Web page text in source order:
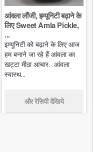
आंवला लौंजी, इम्यूनिटी बढ़ाने के
लिए Sweet Amla Pickle,
...
इम्यूनिटी को बढ़ाने के लिए आज
हम बनाने जा रहे हैं आंवला का
खट्टा मीठा आचार. आंवला
स्वास्थ...
और रेसिपी देखिये